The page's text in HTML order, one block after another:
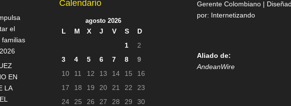
el
familias
EN
LA
Calendario
agosto 2026
L M X J V S
D
1
2
3
4 5 6 7 8
9
10
11 12 13 14 15
16
17
18 19 20 21 22
23
24
25 26 27 28 29 30
Gerente Colombiano |
por: Internetizando
Aliado de:
AndeanWire